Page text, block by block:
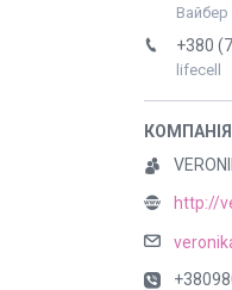
Вайбер
+380
lifecell
http://